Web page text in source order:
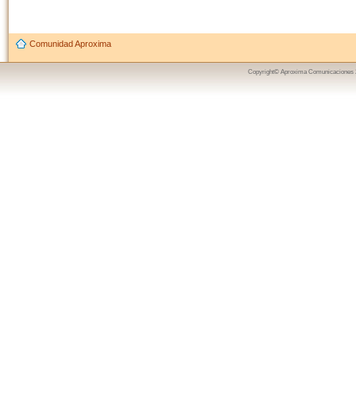
Comunidad Aproxima
Copyright© Aproxima Comunicaciones